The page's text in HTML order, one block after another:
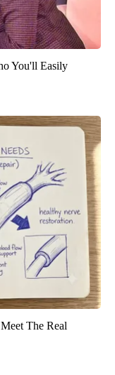
You'll Easily
The Real